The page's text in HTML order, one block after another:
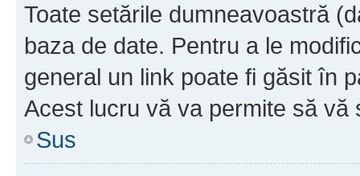
Toate setările dumneavoastră
baza de date. Pentru a le
general un link poate fi găsit în
Acest lucru vă va permite să vă
Sus